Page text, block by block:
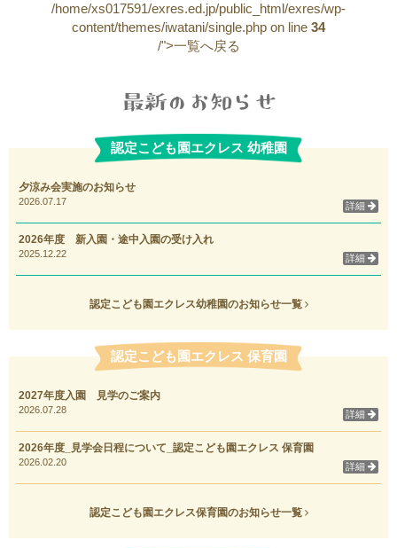
/home/xs017591/exres.ed.jp/public_html/exres/wp-
content/themes/iwatani/single.php on line 34
/">一覧へ戻る
認定こども園エクレス 幼稚園
夕涼み会実施のお知らせ
2026.07.17 詳細
2026年度 新入園・途中入園の受け入れ
2025.12.22 詳細
認定こども園エクレス幼稚園のお知らせ一覧
認定こども園エクレス 保育園
2027年度入園 見学のご案内
2026.07.28 詳細
2026年度_見学会日程について_認定こども園エクレス 保育園
2026.02.20 詳細
認定こども園エクレス保育園のお知らせ一覧